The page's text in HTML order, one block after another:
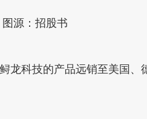
源：招股书
龙科技的产品远销至美国、